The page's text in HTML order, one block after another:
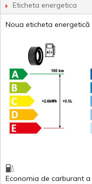
Eticheta energetica
Noua eticheta energetică
Economia de carburant a